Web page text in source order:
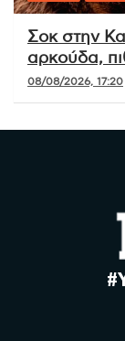
Σοκ στην
αρκούδα,
08/08/2026, 17:20